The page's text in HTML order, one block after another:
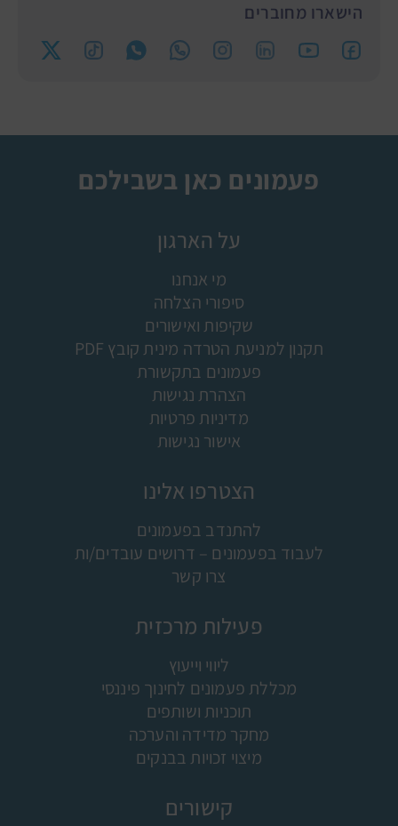
הישארו מחוברים
פעמונים כאן בשבילכם
על הארגון
מי אנחנו
סיפורי הצלחה
שקיפות ואישורים
תקנון למניעת הטרדה מינית קובץ PDF
פעמונים בתקשורת
הצהרת נגישות
מדיניות פרטיות
אישור נגישות
הצטרפו אלינו
להתנדב בפעמונים
לעבוד בפעמונים – דרושים עובדים/ות
צרו קשר
פעילות מרכזית
ליווי וייעוץ
מכללת פעמונים לחינוך פיננסי
תוכניות ושותפים
מחקר מדידה והערכה
מיצוי זכויות בבנקים
קישורים